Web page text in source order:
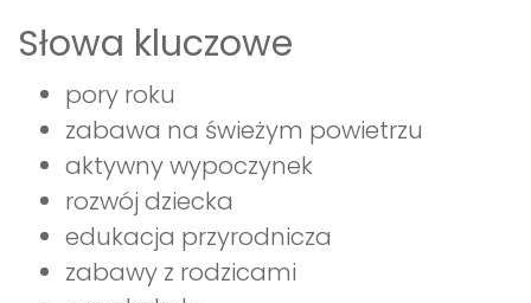
Słowa kluczowe
pory roku
zabawa na świeżym powietrzu
aktywny wypoczynek
rozwój dziecka
edukacja przyrodnicza
zabawy z rodzicami